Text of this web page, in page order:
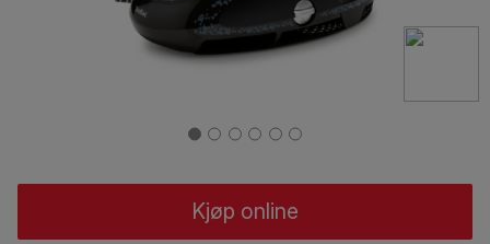
Kjøp online